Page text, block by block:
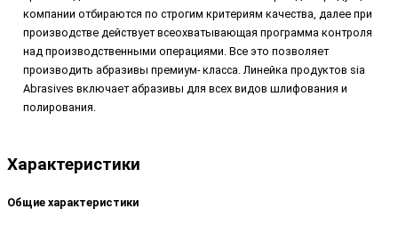
компании отбираются по строгим критериям качества, далее при
производстве действует всеохватывающая программа контроля
над производственными операциями. Все это позволяет
производить абразивы премиум- класса. Линейка продуктов sia
Abrasives включает абразивы для всех видов шлифования и
полирования.
Характеристики
Общие характеристики